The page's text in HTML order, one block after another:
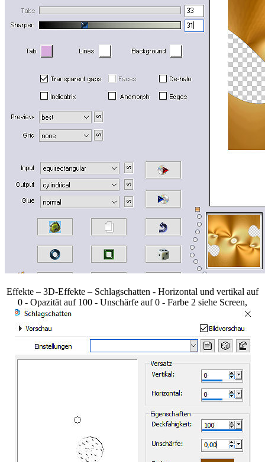
Effekte – 3D-Effekte – Schlagschatten - Horizontal und vertikal auf
0 - Opazität auf 100 - Unschärfe auf 0 - Farbe 2 siehe Screen,